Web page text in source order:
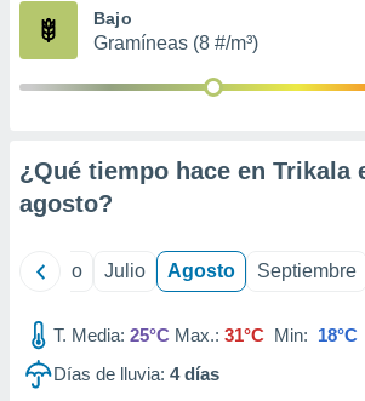
de
1199
Bajo
Gramíneas (8 #/m³)
¿Qué tiempo hace en Trikala
agosto?
Junio Julio Agosto Septiembre
T. Media: 25°C Max.: 31°C Min: 18°C
Días de lluvia: 4días